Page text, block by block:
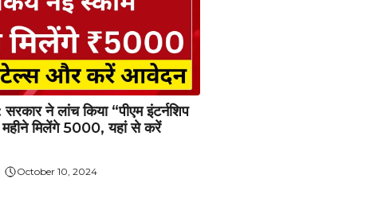
ने लांच किया “पीएम इंटर्नशिप
मिलेंगे ₹5000, यहां से करें
October 10, 2024